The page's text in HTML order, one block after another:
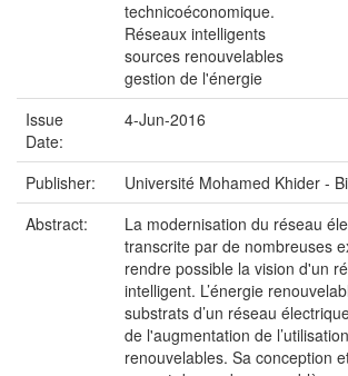
technicoéconomique.
Réseaux intelligents
sources renouvelables
gestion de l'énergie
Issue
Date:
4-Jun-2016
Publisher:
Université Mohamed Khider -
Abstract:
La modernisation du réseau
transcrite par de nombreuses
rendre possible la vision d'un
intelligent. L’énergie
substrats d’un réseau
de l'augmentation de
renouvelables. Sa conception